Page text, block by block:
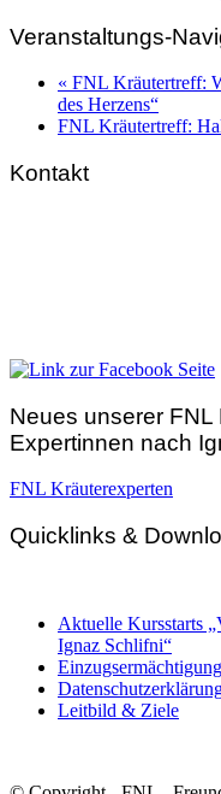
Veranstaltungs-
« FNL Kräutertreff:
des Herzens“
FNL Kräutertreff:
Kontakt
Neues unserer
Expertinnen nach
FNL Kräuterexperten
Quicklinks &
Aktuelle Kursstarts
Ignaz Schlifni“
Leitbild & Ziele